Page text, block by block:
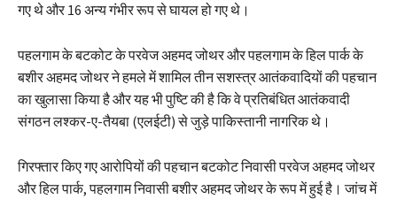
गए थे और 16 अन्य गंभीर रूप से घायल हो गए थे।
पहलगाम के बटकोट के परवेज अहमद जोथर और पहलगाम के हिल पार्क के
बशीर अहमद जोथर ने हमले में शामिल तीन सशस्त्र आतंकवादियों की पहचान
का खुलासा किया है और यह भी पुष्टि की है कि वे प्रतिबंधित आतंकवादी
संगठन लश्कर-ए-तैयबा (एलईटी) से जुड़े पाकिस्तानी नागरिक थे।
गिरफ्तार किए गए आरोपियों की पहचान बटकोट निवासी परवेज अहमद जोथर
और हिल पार्क, पहलगाम निवासी बशीर अहमद जोथर के रूप में हुई है। जांच में